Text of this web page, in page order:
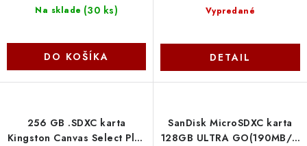
Na sklade (30 ks)
DO KOŠÍKA
Vypredané
DETAIL
256 GB .SDXC karta
Kingston Canvas Select Plus
SanDisk MicroSDXC karta
128GB ULTRA GO(190MB/s,